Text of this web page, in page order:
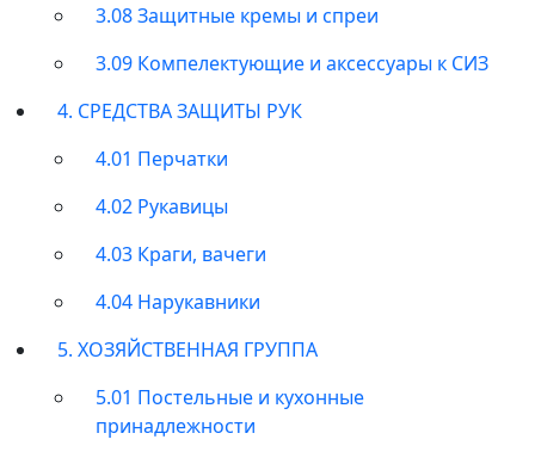
3.08 Защитные кремы и спреи
3.09 Компелектующие и аксессуары к СИЗ
4. СРЕДСТВА ЗАЩИТЫ РУК
4.01 Перчатки
4.02 Рукавицы
4.03 Краги, вачеги
4.04 Нарукавники
5. ХОЗЯЙСТВЕННАЯ ГРУППА
5.01 Постельные и кухонные
принадлежности